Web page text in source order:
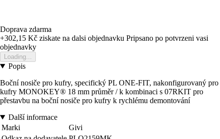
Doprava zdarma
+302,15 Kč ziskate na dalsi objednavku Pripsano po potvrzeni vasi
objednavky
Loading...
Popis
Boční nosiče pro kufry, specifický PL ONE-FIT, nakonfigurovaný pro
kufry MONOKEY® 18 mm průměr / k kombinaci s 07RKIT pro
přestavbu na boční nosiče pro kufry k rychlému demontování
Další informace
Marki
Givi